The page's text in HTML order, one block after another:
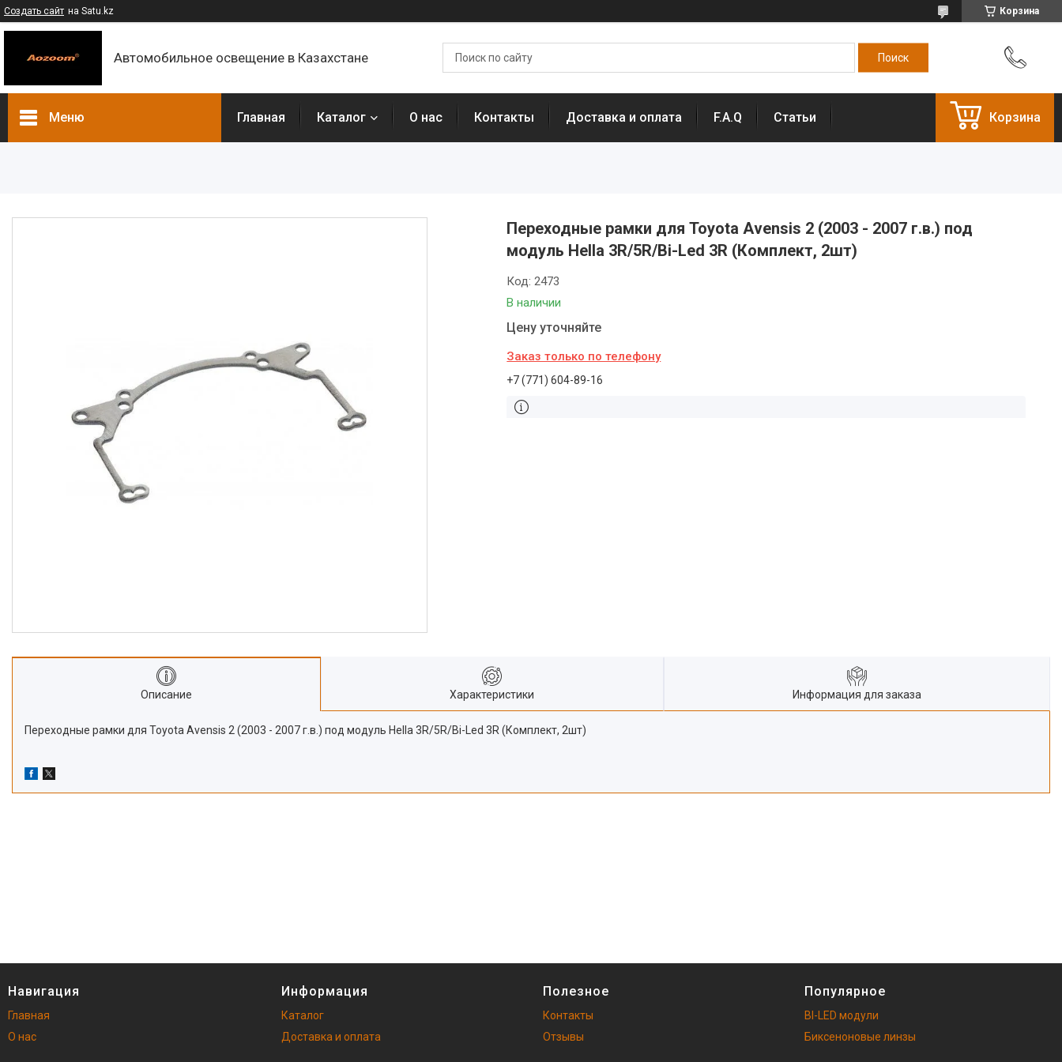
Создать сайт на Satu.kz Корзина
Автомобильное освещение в Казахстане
Меню Главная Каталог О нас Контакты Доставка и оплата F.A.Q Статьи Корзина
Переходные рамки для Toyota Avensis 2 (2003 - 2007 г.в.) под
модуль Hella 3R/5R/Bi-Led 3R (Комплект, 2шт)
В наличии
Код:2473
Цену уточняйте
Заказ только по телефону
+7 (771) 604-89-16
Описание Характеристики Информация для заказа
Переходные рамки для Toyota Avensis 2 (2003 - 2007 г.в.) под модуль Hella 3R/5R/Bi-Led 3R (Комплект, 2шт)
Навигация
Главная
О нас
Информация
Каталог
Доставка и оплата
Полезное
Контакты
Отзывы
Популярное
BI-LED модули
Биксеноновые линзы